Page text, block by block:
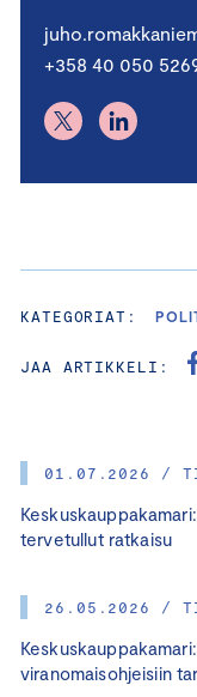
01.07.2026 /
tervetullut ratkaisu
26.05.2026 /
viranomaisohjeisiin
+358 40 050
KATEGORIAT:
JAA ARTIKKELI: